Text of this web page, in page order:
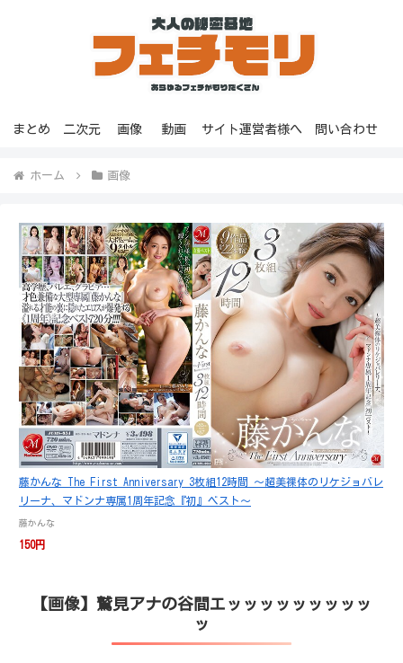
まとめ 二次元 画像 動画 サイト運営者様へ 問い合わせ
ホーム 画像
藤かんな The First Anniversary 3枚組12時間 ～超美裸体のリケジョバレ
リーナ、マドンナ専属1周年記念『初』ベスト～
藤かんな
150円
【画像】鷲見アナの谷間エッッッッッッッッッ
ッ